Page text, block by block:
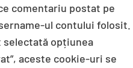
comentariu postat pe
ul contului folosit.
selectată opțiunea
aceste cookie-uri se